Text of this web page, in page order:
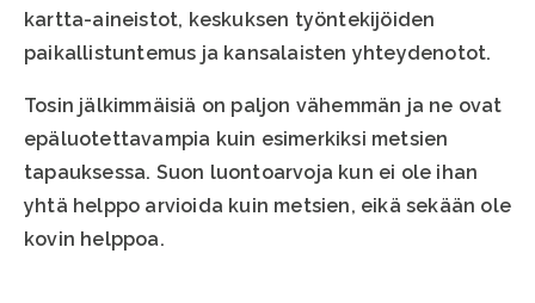
kartta-aineistot, keskuksen työntekijöiden
paikallistuntemus ja kansalaisten yhteydenotot.
Tosin jälkimmäisiä on paljon vähemmän ja ne ovat
epäluotettavampia kuin esimerkiksi metsien
tapauksessa. Suon luontoarvoja kun ei ole ihan
yhtä helppo arvioida kuin metsien, eikä sekään ole
kovin helppoa.